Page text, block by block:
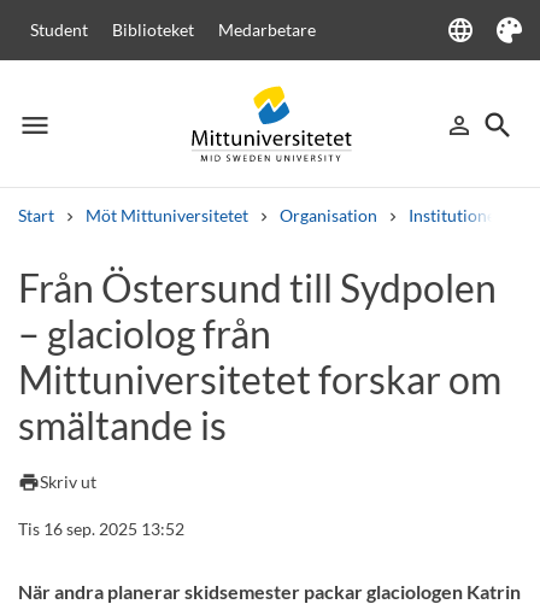
Student Biblioteket Medarbetare language
Language
Tema
menu
Meny person_outline
Logga in
search
Sök
Start Möt Mittuniversitetet Organisation Institutioner
Andra söktjänster
Kurser och program Kursplaner
Lediga jobb
Från Östersund till Sydpolen
– glaciolog från
Mittuniversitetet forskar om
smältande is
printSkriv ut
Tis 16 sep. 2025 13:52
När andra planerar skidsemester packar glaciologen Katrin